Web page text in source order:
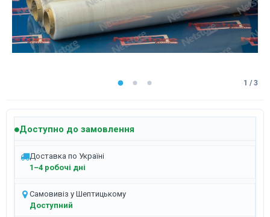
1 / 3
Доступно до замовлення
Доставка по Україні
1–4 робочі дні
Самовивіз у Шептицькому
Доступний